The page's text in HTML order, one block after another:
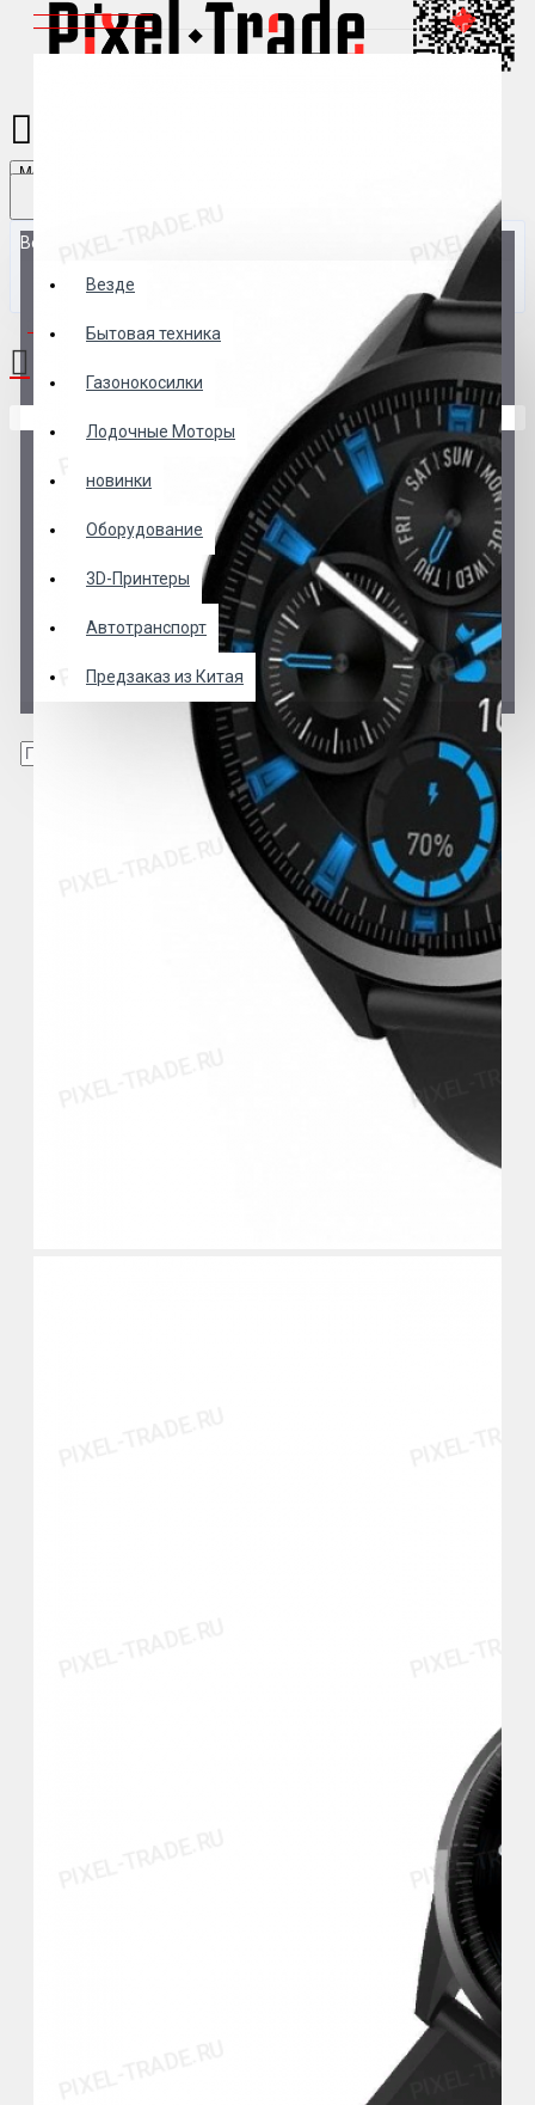
Menu
Везде
Везде
Бытовая техника
Газонокосилки
Лодочные Моторы
новинки
Оборудование
3D-Принтеры
Автотранспорт
Предзаказ из Китая
0 товар(ов) - 0 р.